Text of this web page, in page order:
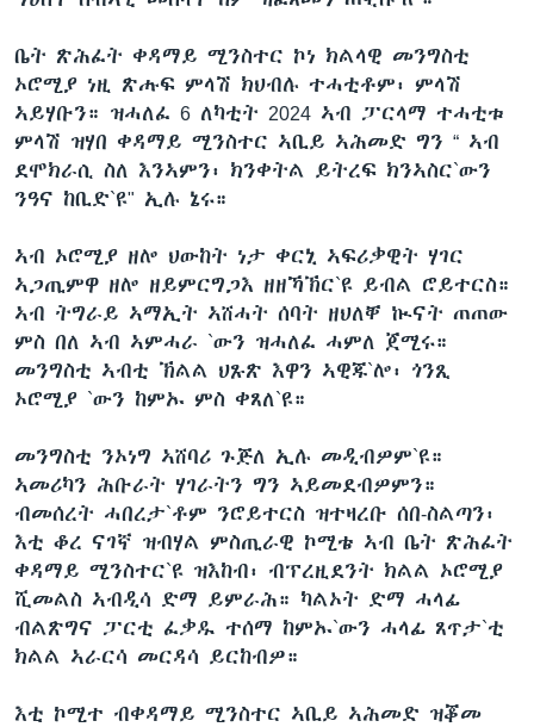
ቤት ጽሕፈት ቀዳማይ ሚንስተር ኮነ ክልላዊ መንግስቲ
ኦሮሚያ ነዚ ጽሑፍ ምላሽ ክህብሉ ተሓቲቶም፡ ምላሽ
ኣይሃቡን። ዝሓለፈ 6 ለካቲት 2024 ኣብ ፓርላማ ተሓቲቱ
ምላሽ ዝሃበ ቀዳማይ ሚንስተር ኣቢይ ኣሕመድ ግን “ ኣብ
ደሞክራሲ ስለ እንኣምን፡ ክንቀትል ይትረፍ ክንኣስር`ውን
ንዓና ከቢድ`ዩ" ኢሉ ኔሩ።
ኣብ ኦሮሚያ ዘሎ ህውከት ነታ ቀርኒ ኣፍሪቃዊት ሃገር
ኣጋጢምዋ ዘሎ ዘይምርግጋእ ዘዘኻኽር`ዩ ይብል ሮይተርስ።
ኣብ ትግራይ ኣማኢት ኣሸሓት ሰባት ዘህለቐ ኲናት ጠጠው
ምስ በለ ኣብ ኣምሓራ `ውን ዝሓለፈ ሓምለ ጀሚሩ።
መንግስቲ ኣብቲ ኽልል ህጹጽ እዋን ኣዊጁ`ሎ፡ ጎንጺ
ኦሮሚያ `ውን ከምኡ ምስ ቀጸለ`ዩ።
መንግስቲ ንኦነግ ኣሸባሪ ጉጅለ ኢሉ መዲብዎም`ዩ።
ኣመሪካን ሕቡራት ሃገራትን ግን ኣይመደብዎምን።
ብመሰረት ሓበረታ`ቶም ንሮይተርስ ዝተዛረቡ ሰበ-ስልጣን፡
እቲ ቆረ ናገኛ ዝብሃል ምስጢራዊ ኮሚቴ ኣብ ቤት ጽሕፈት
ቀዳማይ ሚንስተር`ዩ ዝእከብ፡ ብፕረዚደንት ክልል ኦሮሚያ
ሺመልስ ኣብዲሳ ድማ ይምራሕ። ካልኦት ድማ ሓላፊ
ብልጽግና ፓርቲ ፈቃዱ ተሰማ ከምኡ`ውን ሓላፊ ጸጥታ`ቲ
ክልል ኣራርሳ መርዳሳ ይርከብዎ።
እቲ ኮሚተ ብቀዳማይ ሚንስተር ኣቢይ ኣሕመድ ዝቖመ